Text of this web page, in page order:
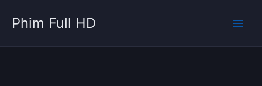
dung
Phim Full HD